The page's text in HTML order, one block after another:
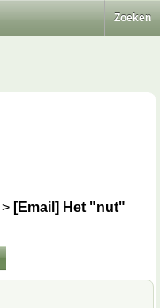
Zoeken
> [Email] Het "nut"